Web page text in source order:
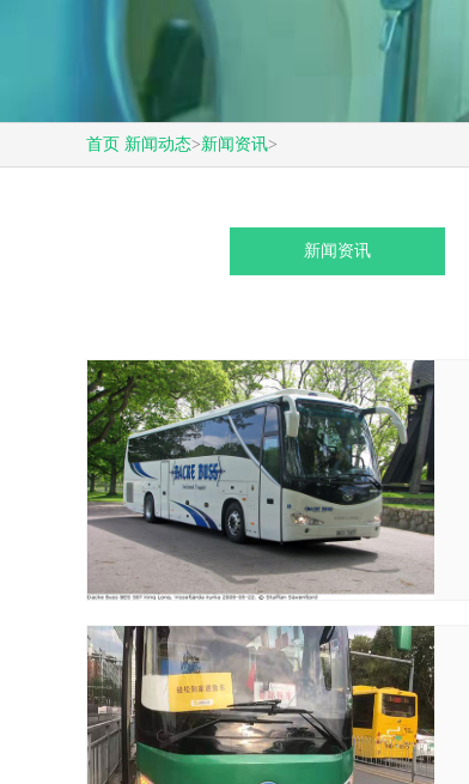
首页 新闻动态>新闻资讯>
新闻资讯